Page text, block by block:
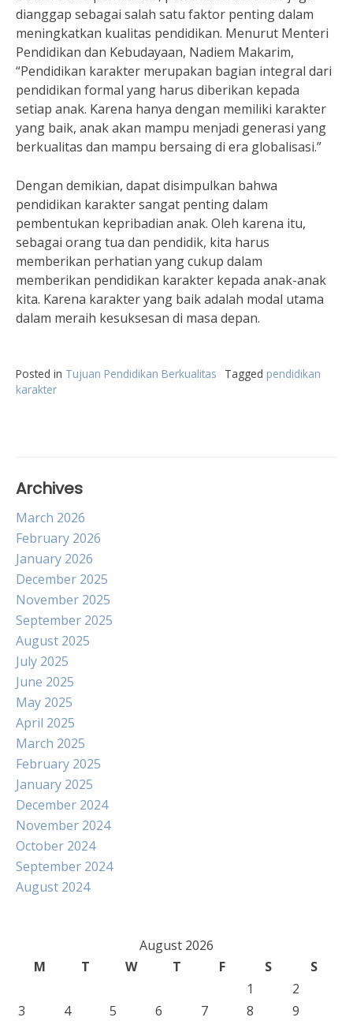
dianggap sebagai salah satu faktor penting dalam
meningkatkan kualitas pendidikan. Menurut Menteri
Pendidikan dan Kebudayaan, Nadiem Makarim,
“Pendidikan karakter merupakan bagian integral dari
pendidikan formal yang harus diberikan kepada
setiap anak. Karena hanya dengan memiliki karakter
yang baik, anak akan mampu menjadi generasi yang
berkualitas dan mampu bersaing di era globalisasi.”
Dengan demikian, dapat disimpulkan bahwa
pendidikan karakter sangat penting dalam
pembentukan kepribadian anak. Oleh karena itu,
sebagai orang tua dan pendidik, kita harus
memberikan perhatian yang cukup dalam
memberikan pendidikan karakter kepada anak-anak
kita. Karena karakter yang baik adalah modal utama
dalam meraih kesuksesan di masa depan.
Posted in Tujuan Pendidikan Berkualitas Tagged pendidikan
karakter
Archives
March 2026
February 2026
January 2026
December 2025
November 2025
September 2025
August 2025
July 2025
June 2025
May 2025
April 2025
March 2025
February 2025
January 2025
December 2024
November 2024
October 2024
September 2024
August 2024
August 2026
M
T W T F S
S
1
2
3
4 5 6 7 8 9